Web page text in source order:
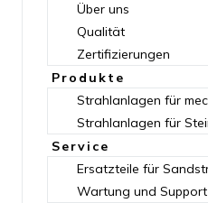
Über uns
Qualität
Zertifizierungen
Produkte
Strahlanlagen für
Strahlanlagen für
Service
Ersatzteile für
Wartung und Support